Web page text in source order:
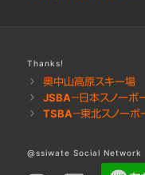
※レッスンのご予約は
お問い合わせ
Thanks!
奥中山高原スキー場
JSBA－日本スノーボ
TSBA－東北スノーボ
@ssiwate Social Network